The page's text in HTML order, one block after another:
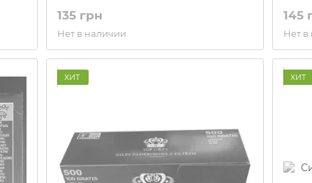
135 грн
Нет в наличии
145
Нет в
ХИТ ХИТ